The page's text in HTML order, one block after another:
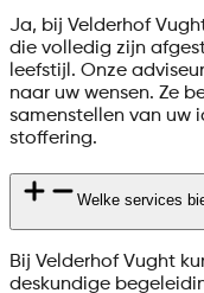
Ja, bij Velderhof
die volledig zijn
leefstijl. Onze
naar uw wensen. Ze
samenstellen van uw
stoffering.
Welke services
Bij Velderhof Vught
deskundige